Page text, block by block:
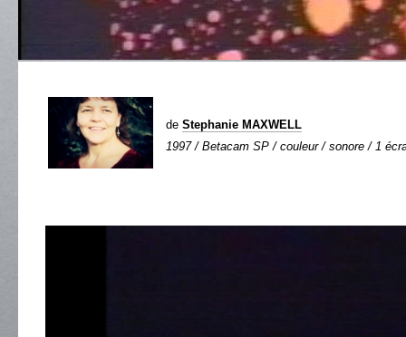
de Stephanie MAXWELL
1997 / Betacam SP / couleur / sonore / 1